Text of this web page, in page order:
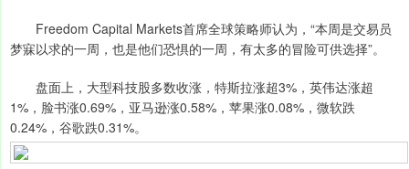
Freedom Capital Markets首席全球策略师认为，“本周是交易员
梦寐以求的一周，也是他们恐惧的一周，有太多的冒险可供选择”。
盘面上，大型科技股多数收涨，特斯拉涨超3%，英伟达涨超
1%，脸书涨0.69%，亚马逊涨0.58%，苹果涨0.08%，微软跌
0.24%，谷歌跌0.31%。